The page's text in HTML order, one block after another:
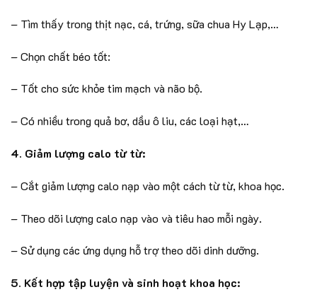
– Tìm thấy trong thịt nạc, cá, trứng, sữa chua Hy Lạp,…
– Chọn chất béo tốt:
– Tốt cho sức khỏe tim mạch và não bộ.
– Có nhiều trong quả bơ, dầu ô liu, các loại hạt,…
4. Giảm lượng calo từ từ:
– Cắt giảm lượng calo nạp vào một cách từ từ, khoa học.
– Theo dõi lượng calo nạp vào và tiêu hao mỗi ngày.
– Sử dụng các ứng dụng hỗ trợ theo dõi dinh dưỡng.
5. Kết hợp tập luyện và sinh hoạt khoa học: